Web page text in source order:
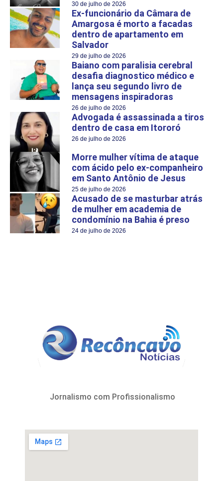
30 de julho de 2026
Ex-funcionário da Câmara de
Amargosa é morto a facadas
dentro de apartamento em
Salvador
29 de julho de 2026
Baiano com paralisia cerebral
desafia diagnostico médico e
lança seu segundo livro de
mensagens inspiradoras
26 de julho de 2026
Advogada é assassinada a tiros
dentro de casa em Itororó
26 de julho de 2026
Morre mulher vítima de ataque
com ácido pelo ex-companheiro
em Santo Antônio de Jesus
25 de julho de 2026
Acusado de se masturbar atrás
de mulher em academia de
condomínio na Bahia é preso
24 de julho de 2026
Jornalismo com Profissionalismo